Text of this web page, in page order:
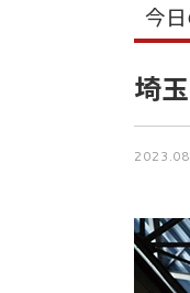
今
埼